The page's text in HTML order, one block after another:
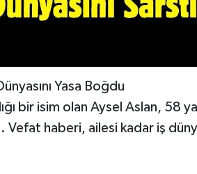
Yasa Boğdu
bir isim olan Aysel Aslan, 58
haberi, ailesi kadar iş